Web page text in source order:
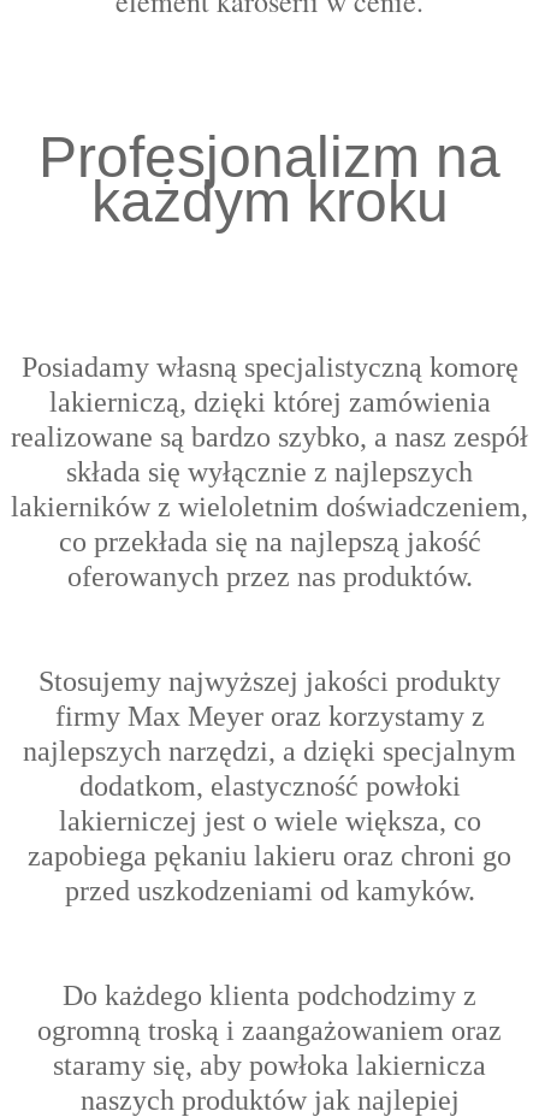
Profesjonalizm na
każdym kroku
Posiadamy własną specjalistyczną komorę
lakierniczą, dzięki której zamówienia
realizowane są bardzo szybko, a nasz zespół
składa się wyłącznie z najlepszych
lakierników z wieloletnim doświadczeniem,
co przekłada się na najlepszą jakość
oferowanych przez nas produktów.
Stosujemy najwyższej jakości produkty
firmy Max Meyer oraz korzystamy z
najlepszych narzędzi, a dzięki specjalnym
dodatkom, elastyczność powłoki
lakierniczej jest o wiele większa, co
zapobiega pękaniu lakieru oraz chroni go
przed uszkodzeniami od kamyków.
Do każdego klienta podchodzimy z
ogromną troską i zaangażowaniem oraz
staramy się, aby powłoka lakiernicza
naszych produktów jak najlepiej